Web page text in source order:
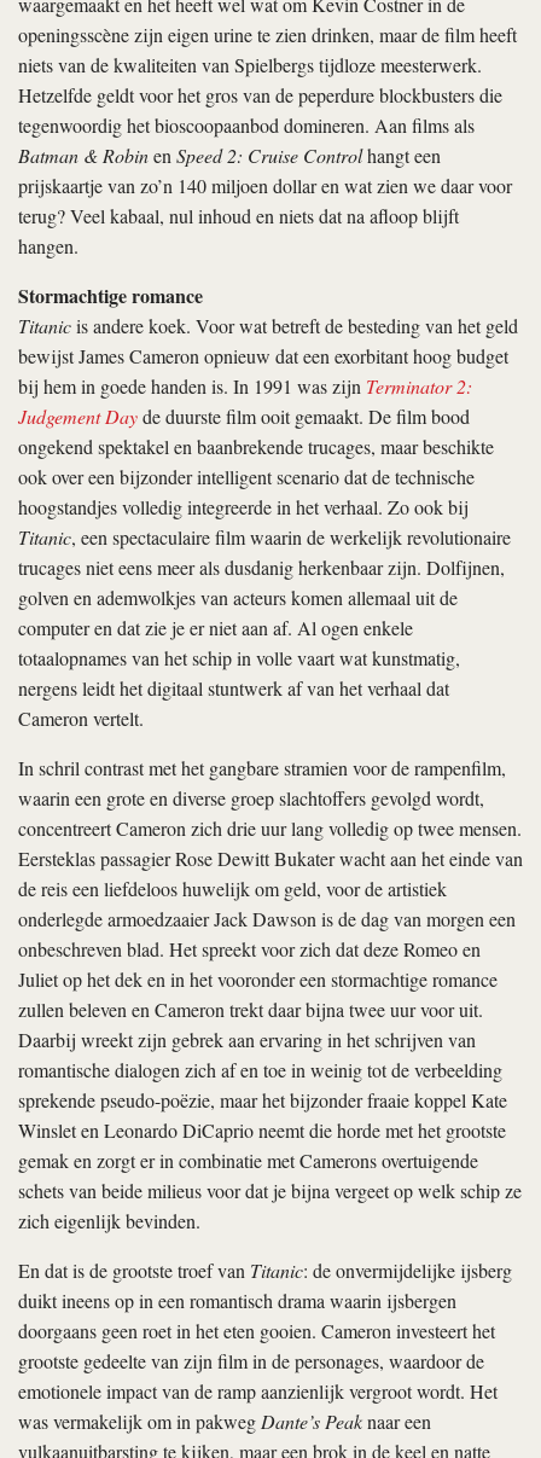
openingsscène zijn eigen urine te zien drinken, maar de film heeft
niets van de kwaliteiten van Spielbergs tijdloze meesterwerk.
Hetzelfde geldt voor het gros van de peperdure blockbusters die
tegenwoordig het bioscoopaanbod domineren. Aan films als
Batman & RobinenSpeed 2: Cruise Controlhangt een
prijskaartje van zo’n 140 miljoen dollar en wat zien we daar voor
terug? Veel kabaal, nul inhoud en niets dat na afloop blijft
hangen.
Stormachtige romance
Titanicis andere koek. Voor wat betreft de besteding van het geld
bewijst James Cameron opnieuw dat een exorbitant hoog budget
bij hem in goede handen is. In 1991 was zijn Terminator 2:
Judgement Dayde duurste film ooit gemaakt. De film bood
ongekend spektakel en baanbrekende trucages, maar beschikte
ook over een bijzonder intelligent scenario dat de technische
hoogstandjes volledig integreerde in het verhaal. Zo ook bij
Titanic, een spectaculaire film waarin de werkelijk revolutionaire
trucages niet eens meer als dusdanig herkenbaar zijn. Dolfijnen,
golven en ademwolkjes van acteurs komen allemaal uit de
computer en dat zie je er niet aan af. Al ogen enkele
totaalopnames van het schip in volle vaart wat kunstmatig,
nergens leidt het digitaal stuntwerk af van het verhaal dat
Cameron vertelt.
In schril contrast met het gangbare stramien voor de rampenfilm,
waarin een grote en diverse groep slachtoffers gevolgd wordt,
concentreert Cameron zich drie uur lang volledig op twee mensen.
Eersteklas passagier Rose Dewitt Bukater wacht aan het einde van
de reis een liefdeloos huwelijk om geld, voor de artistiek
onderlegde armoedzaaier Jack Dawson is de dag van morgen een
onbeschreven blad. Het spreekt voor zich dat deze Romeo en
Juliet op het dek en in het vooronder een stormachtige romance
zullen beleven en Cameron trekt daar bijna twee uur voor uit.
Daarbij wreekt zijn gebrek aan ervaring in het schrijven van
romantische dialogen zich af en toe in weinig tot de verbeelding
sprekende pseudo-poëzie, maar het bijzonder fraaie koppel Kate
Winslet en Leonardo DiCaprio neemt die horde met het grootste
gemak en zorgt er in combinatie met Camerons overtuigende
schets van beide milieus voor dat je bijna vergeet op welk schip ze
zich eigenlijk bevinden.
En dat is de grootste troef van Titanic: de onvermijdelijke ijsberg
duikt ineens op in een romantisch drama waarin ijsbergen
doorgaans geen roet in het eten gooien. Cameron investeert het
grootste gedeelte van zijn film in de personages, waardoor de
emotionele impact van de ramp aanzienlijk vergroot wordt. Het
was vermakelijk om in pakwegDante’s Peaknaar een
vulkaanuitbarsting te kijken, maar een brok in de keel en natte